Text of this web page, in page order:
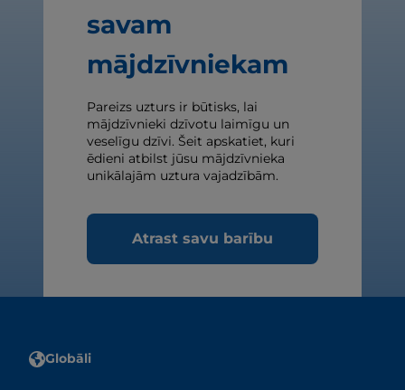
savam
mājdzīvniekam
Pareizs uzturs ir būtisks, lai
mājdzīvnieki dzīvotu laimīgu un
veselīgu dzīvi. Šeit apskatiet, kuri
ēdieni atbilst jūsu mājdzīvnieka
unikālajām uztura vajadzībām.
Atrast savu barību
Globāli